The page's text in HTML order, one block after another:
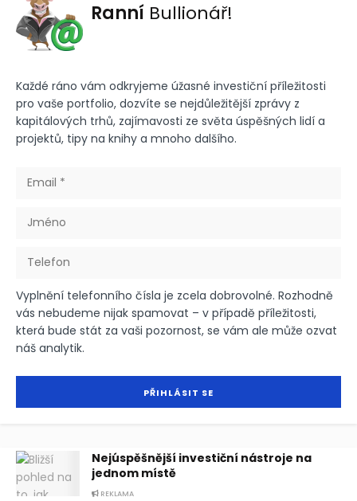
Ranní Bullionář!
Každé ráno vám odkryjeme úžasné investiční příležitosti
pro vaše portfolio, dozvíte se nejdůležitější zprávy z
kapitálových trhů, zajímavosti ze světa úspěšných lidí a
projektů, tipy na knihy a mnoho dalšího.
Vyplnění telefonního čísla je zcela dobrovolné. Rozhodně
vás nebudeme nijak spamovat – v případě příležitosti,
která bude stát za vaši pozornost, se vám ale může ozvat
náš analytik.
Nejúspěšnější investiční nástroje na
jednom místě
REKLAMA